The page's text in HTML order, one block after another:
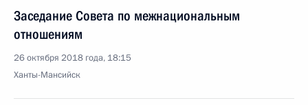
Заседание Совета по межнациональным
отношениям
26 октября 2018 года, 18:15
Ханты-Мансийск